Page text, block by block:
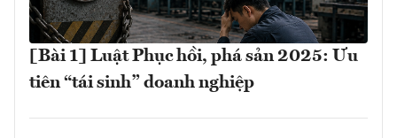
[Bài 1] Luật Phục hồi, phá sản 2025: Ưu
tiên “tái sinh” doanh nghiệp